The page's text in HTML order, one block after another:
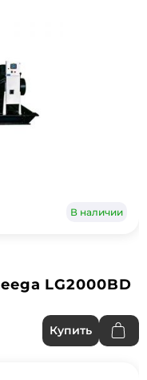
В наличии
LG2000BD
Купить